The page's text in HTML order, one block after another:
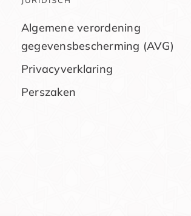
Algemene verordening
gegevensbescherming (AVG)
Privacyverklaring
Perszaken